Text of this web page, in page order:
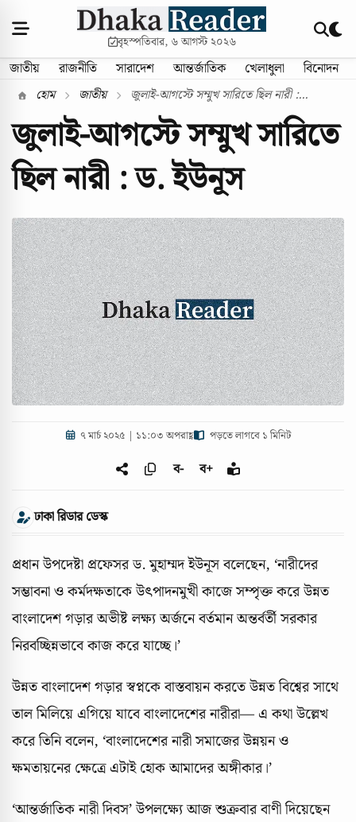
বৃহস্পতিবার, ৬ আগস্ট ২০২৬
জাতীয় রাজনীতি সারাদেশ আন্তর্জাতিক খেলাধুলা বিনোদন
হোম জাতীয় জুলাই-আগস্টে সম্মুখ সারিতে ছিল নারী :...
জুলাই-আগস্টে সম্মুখ সারিতে
ছিল নারী : ড. ইউনূস
৭ মার্চ ২০২৫ | ১১:০৩ অপরাহ্ণ পড়তে লাগবে ১ মিনিট
ব- ব+
ঢাকা রিডার ডেস্ক
প্রধান উপদেষ্টা প্রফেসর ড. মুহাম্মদ ইউনূস বলেছেন, ‘নারীদের
সম্ভাবনা ও কর্মদক্ষতাকে উৎপাদনমুখী কাজে সম্পৃক্ত করে উন্নত
বাংলাদেশ গড়ার অভীষ্ট লক্ষ্য অর্জনে বর্তমান অন্তর্বর্তী সরকার
নিরবচ্ছিন্নভাবে কাজ করে যাচ্ছে।’
উন্নত বাংলাদেশ গড়ার স্বপ্নকে বাস্তবায়ন করতে উন্নত বিশ্বের সাথে
তাল মিলিয়ে এগিয়ে যাবে বাংলাদেশের নারীরা— এ কথা উল্লেখ
করে তিনি বলেন, ‘বাংলাদেশের নারী সমাজের উন্নয়ন ও
ক্ষমতায়নের ক্ষেত্রে এটাই হোক আমাদের অঙ্গীকার।’
‘আন্তর্জাতিক নারী দিবস’ উপলক্ষ্যে আজ শুক্রবার বাণী দিয়েছেন